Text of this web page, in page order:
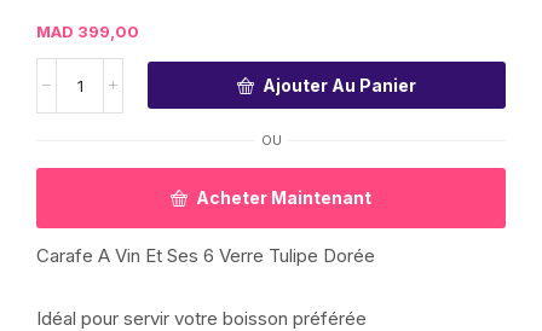
MAD 399,00
Ajouter Au Panier
OU
Acheter Maintenant
Carafe A Vin Et Ses 6 Verre Tulipe Dorée
Idéal pour servir votre boisson préférée